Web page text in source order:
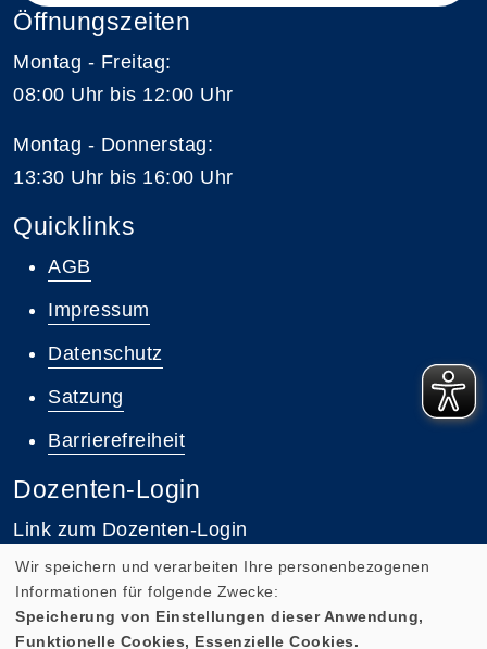
Öffnungszeiten
Montag - Freitag:
08:00 Uhr bis 12:00 Uhr
Montag - Donnerstag:
13:30 Uhr bis 16:00 Uhr
Quicklinks
AGB
Impressum
Datenschutz
Satzung
Barrierefreiheit
Dozenten-Login
Link zum Dozenten-Login
Wir speichern und verarbeiten Ihre personenbezogenen
Informationen für folgende Zwecke:
Speicherung von Einstellungen dieser Anwendung,
Funktionelle Cookies, Essenzielle Cookies.